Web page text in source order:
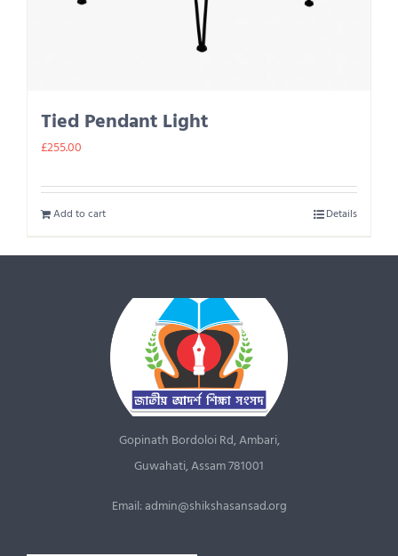
Tied Pendant Light
£255.00
Add to cart Details
Gopinath Bordoloi Rd, Ambari,
Guwahati, Assam 781001
Email: admin@shikshasansad.org